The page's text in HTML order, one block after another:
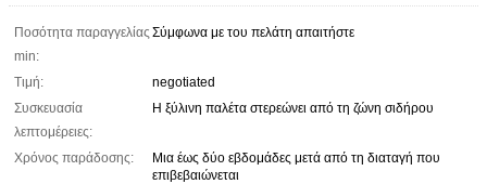
Ποσότητα παραγγελίας
min:
Σύμφωνα με του πελάτη απαιτήστε
Τιμή:
negotiated
Συσκευασία
λεπτομέρειες:
Η ξύλινη παλέτα στερεώνει από τη ζώνη σιδήρου
Χρόνος παράδοσης:
Μια έως δύο εβδομάδες μετά από τη διαταγή που
επιβεβαιώνεται